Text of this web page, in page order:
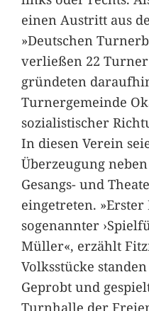
einen Austritt aus
»Deutschen
verließen 22
gründeten
Turnergemeinde
sozialistischer
In diesen Verein
Überzeugung
Gesangs- und
eingetreten. »Erster
sogenannter
Müller«, erzählt
Volksstücke
Geprobt und
Turnhalle der